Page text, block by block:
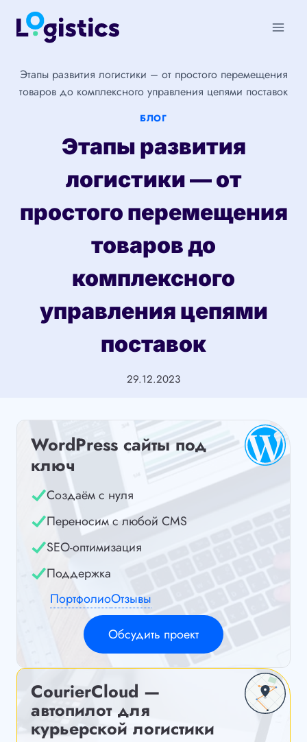
Перейти
Этапы развития логистики – от простого перемещения
товаров до комплексного управления цепями поставок
БЛОГ
Этапы развития
логистики — от
простого перемещения
товаров до
комплексного
управления цепями
поставок
29.12.2023
WordPress сайты под
ключ
Создаём с нуля
Переносим с любой CMS
SEO-оптимизация
Поддержка
ПортфолиоОтзывы
Обсудить проект
CourierCloud —
автопилот для
курьерской логистики